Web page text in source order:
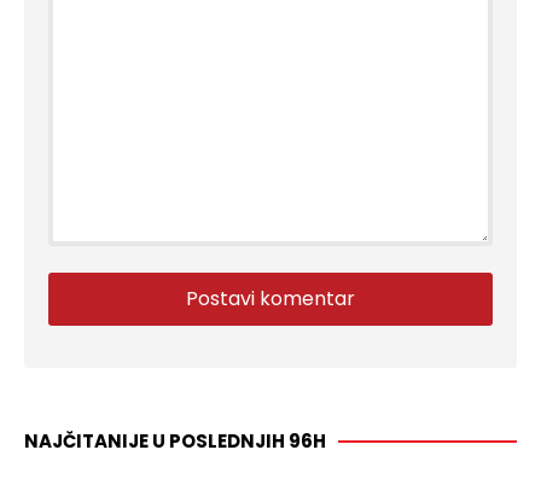
NAJČITANIJE U POSLEDNJIH 96H